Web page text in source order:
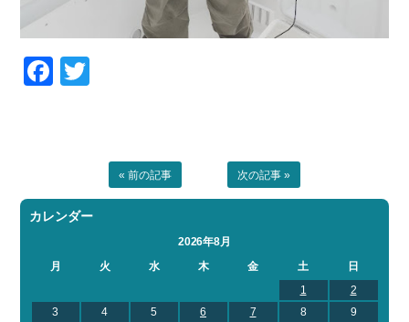
Facebook
« 前の記事 次の記事 »
カレンダー
2026年8月
月
火 水 木 金 土
日
1
2
3
4 5 6 7 8
9